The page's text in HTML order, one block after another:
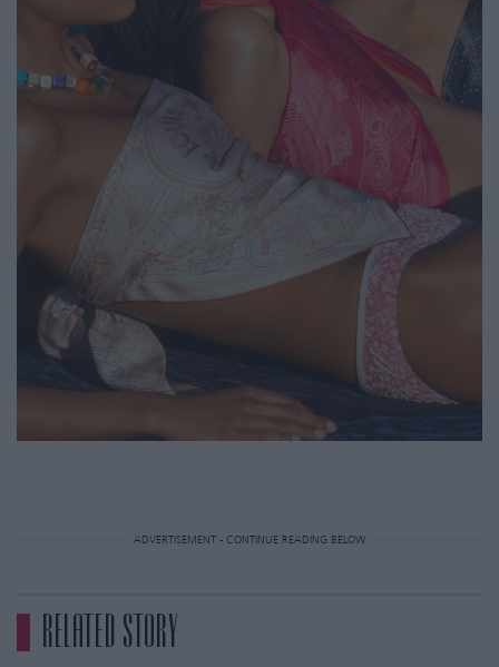
ADVERTISEMENT - CONTINUE READING BELOW
RELATED STORY